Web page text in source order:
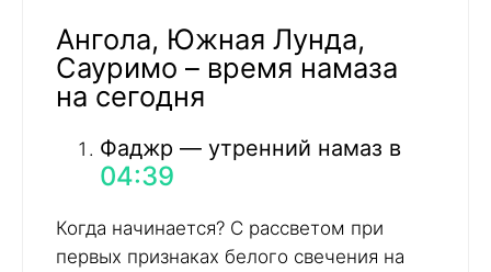
Ангола, Южная Лунда,
Сауримо – время намаза
на сегодня
Фаджр — утренний намаз в
04:39
Когда начинается? С рассветом при
первых признаках белого свечения на